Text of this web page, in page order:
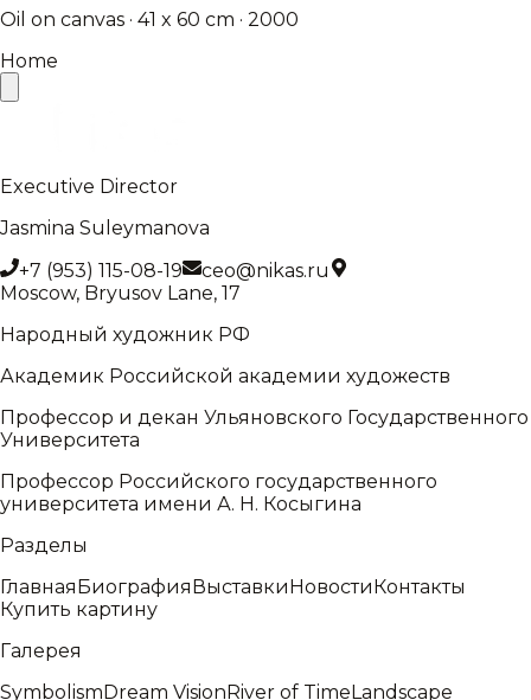
Oil on canvas · 41 x 60 cm · 2000
Home
Executive Director
Jasmina Suleymanova
+7 (953) 115-08-19
ceo@nikas.ru
Moscow, Bryusov Lane, 17
Народный художник РФ
Академик Российской академии художеств
Профессор и декан Ульяновского Государственного
Университета
Профессор Российского государственного
университета имени А. Н. Косыгина
Разделы
ГлавнаяБиографияВыставкиНовостиКонтакты
Купить картину
Галерея
SymbolismDream VisionRiver of TimeLandscape